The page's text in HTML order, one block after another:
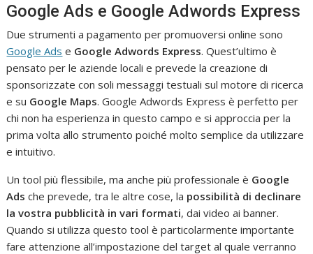
Google Ads e Google Adwords Express
Due strumenti a pagamento per promuoversi online sono
Google Ads e Google Adwords Express. Quest’ultimo è
pensato per le aziende locali e prevede la creazione di
sponsorizzate con soli messaggi testuali sul motore di ricerca
e su Google Maps. Google Adwords Express è perfetto per
chi non ha esperienza in questo campo e si approccia per la
prima volta allo strumento poiché molto semplice da utilizzare
e intuitivo.
Un tool più flessibile, ma anche più professionale è Google
Ads che prevede, tra le altre cose, la possibilità di declinare
la vostra pubblicità in vari formati, dai video ai banner.
Quando si utilizza questo tool è particolarmente importante
fare attenzione all’impostazione del target al quale verranno